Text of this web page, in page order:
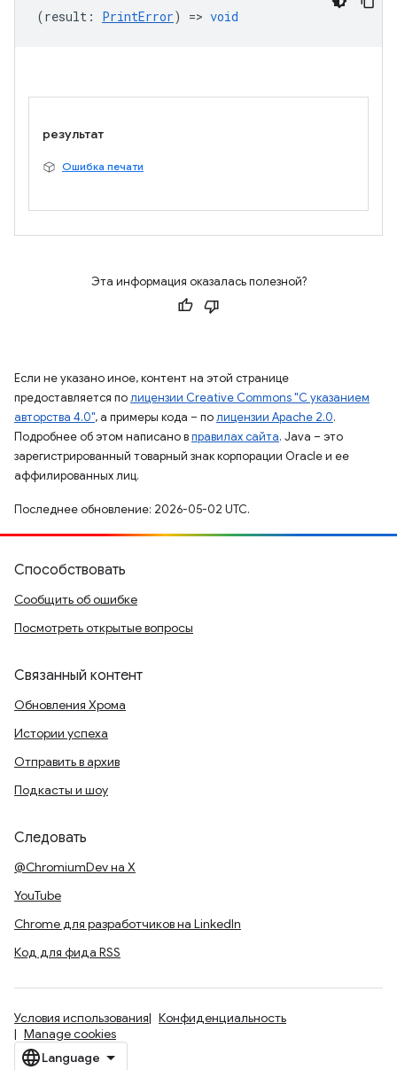
(result : PrintError) => void
результат
Ошибка печати
Эта информация оказалась полезной?
Если не указано иное, контент на этой странице
предоставляется полицензии Creative Commons "С указанием
авторства 4.0", а примеры кода – полицензии Apache 2.0.
Подробнее об этом написано вправилах сайта. Java – это
зарегистрированный товарный знак корпорации Oracle и ее
аффилированных лиц.
Последнее обновление: 2026-05-02 UTC.
Способствовать
Сообщить об ошибке
Посмотреть открытые вопросы
Связанный контент
Обновления Хрома
Истории успеха
Отправить в архив
Подкасты и шоу
Следовать
@ChromiumDev на X
YouTube
Chrome для разработчиков на LinkedIn
Код для фида RSS
Условия использования
Конфиденциальность
Manage cookies